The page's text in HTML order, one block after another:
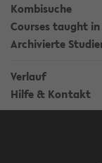
Kombisuche
Courses taught
Archivierte
Verlauf
Hilfe & Kontakt